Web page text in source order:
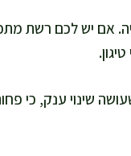
בנייר אפייה. אם יש לכם
שינוי ענק, כי